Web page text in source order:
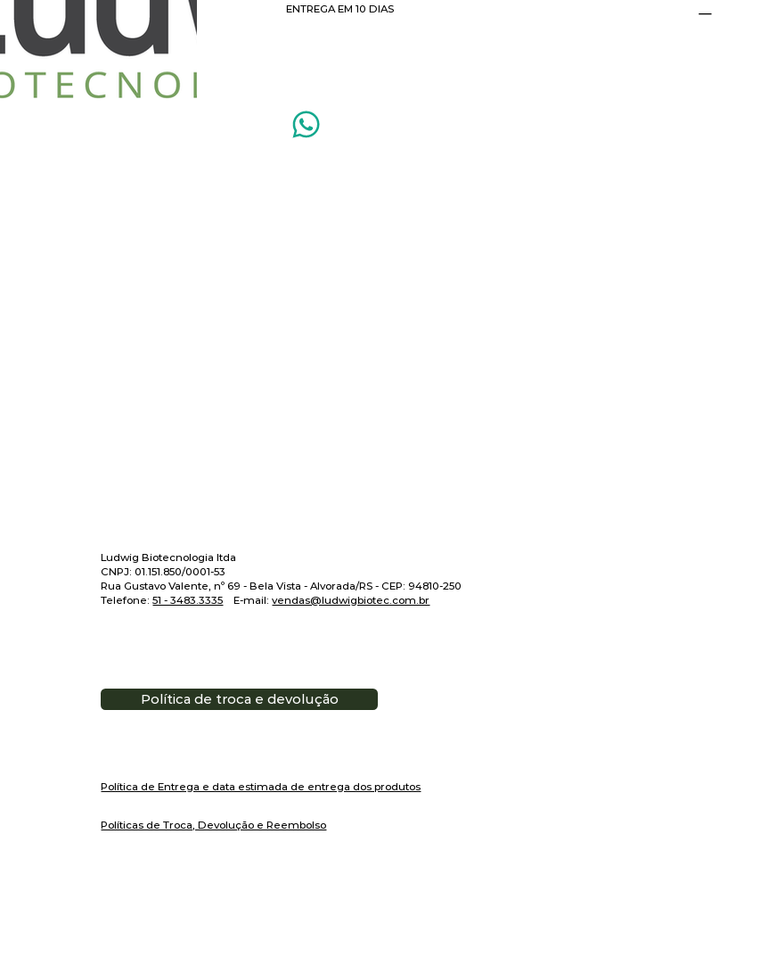
ENTREGA EM 10 DIAS
Política de Entrega e data estimada de entrega dos produtos
Políticas de Troca, Devolução e Reembolso
Ludwig Biotecnologia ltda
CNPJ: 01.151.850/0001-53
Rua Gustavo Valente, nº 69 - Bela Vista - Alvorada/RS - CEP: 94810-250
Telefone:51 - 3483.3335 E-mail:vendas@ludwigbiotec.com.br
Política de troca e devolução